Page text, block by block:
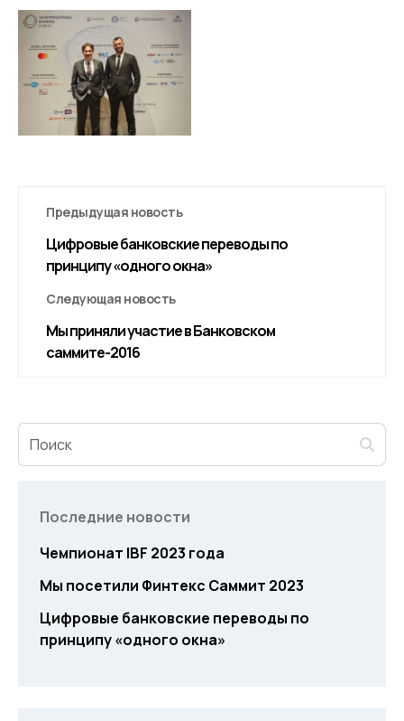
Предыдущая новость
Цифровые банковские переводы по
принципу «одного окна»
Следующая новость
Мы приняли участие в Банковском
саммите-2016
Последние новости
Чемпионат IBF 2023 года
Мы посетили Финтекс Саммит 2023
Цифровые банковские переводы по
принципу «одного окна»